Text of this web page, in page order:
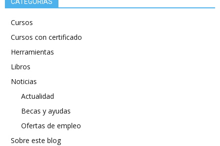
Cursos
Cursos con certificado
Herramientas
Libros
Noticias
Actualidad
Becas y ayudas
Ofertas de empleo
Sobre este blog